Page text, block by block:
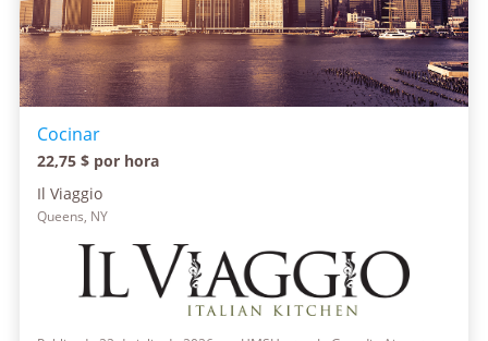
Cocinar
22,75 $ por hora
Il Viaggio
Queens, NY